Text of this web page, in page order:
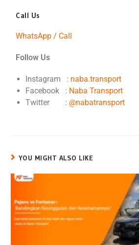
Call Us
WhatsApp / Call
Follow Us
Instagram : naba.transport
Facebook : Naba Transport
Twitter : @nabatransport
YOU MIGHT ALSO LIKE